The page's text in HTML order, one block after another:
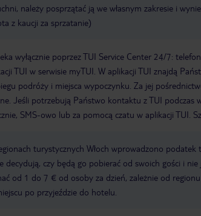
należy posprzątać ją we własnym zakresie i
z kaucji za sprzatanie)
wyłącznie poprzez TUI Service Center 24/7:
TUI w serwisie myTUI. W aplikacji TUI znajdą
podróży i miejsca wypoczynku. Za jej
Jeśli potrzebują Państwo kontaktu z TUI podczas
SMS-owo lub za pomocą czatu w aplikacji TUI.
turystycznych Włoch wprowadzono
decydują, czy będą go pobierać od swoich gości i nie
od 1 do 7 € od osoby za dzień, zależnie od
po przyjeździe do hotelu.